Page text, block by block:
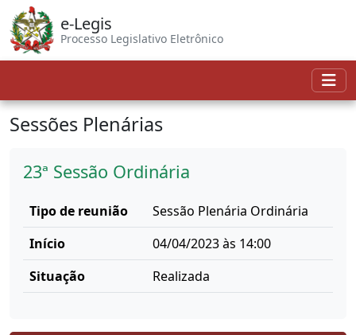
e-Legis
Processo Legislativo Eletrônico
Sessões Plenárias
23ª Sessão Ordinária
Tipo de reunião
Sessão Plenária Ordinária
Início
04/04/2023 às 14:00
Situação
Realizada